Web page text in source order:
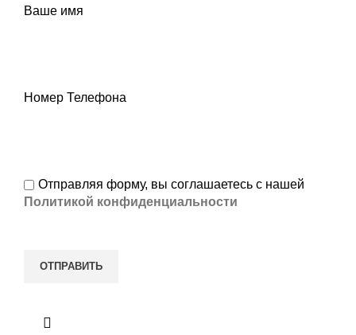
Ваше имя
Номер Телефона
Отправляя форму, вы соглашаетесь с нашей
Политикой конфиденциальности